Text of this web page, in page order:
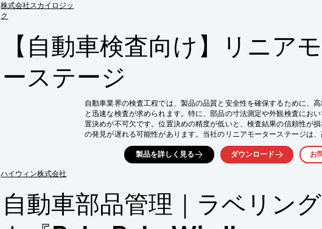
株式会社スカイロジッ
ク
【導入の効果】
・キズ検出精度の向上
・人件費の削減
【自動車検査向け】リニア
ーステージ
ハイウィン株式会社
自動車業界の検査工程では、製品の品質と安全性を確保するために、
と迅速な検査が求められます。特に、部品の寸法測定や外観検査にお
置決めが不可欠です。位置決めの精度が低いと、検査結果の信頼性が
の発見が遅れる可能性があります。当社のリニアモーターステージは
めと高速移動を実現し、検査工程の効率化に貢献します。
【活用シーン】
・組み立て工程における位置決め
【導入の効果】
製品を詳しく見る ダウンロード お
自動車部品管理｜ラベリン